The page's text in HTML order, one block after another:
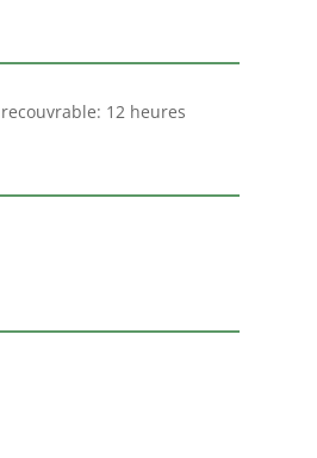
12 heures